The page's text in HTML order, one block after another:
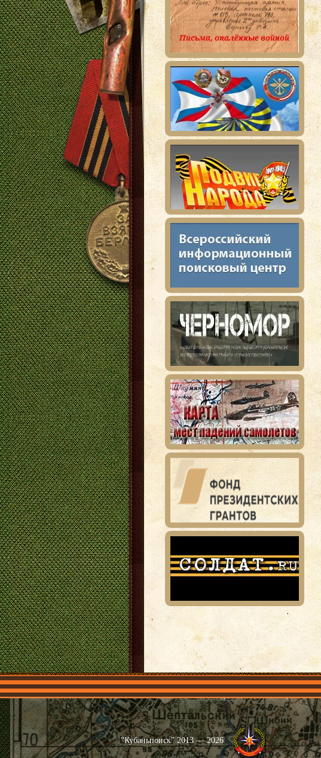
Главная Имена Общественные объединения
"Кубаньпоиск" 2013 — 2026